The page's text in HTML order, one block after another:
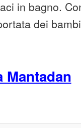
in bagno.
dei
Mantadan